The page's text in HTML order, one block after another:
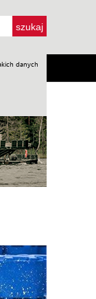
danych